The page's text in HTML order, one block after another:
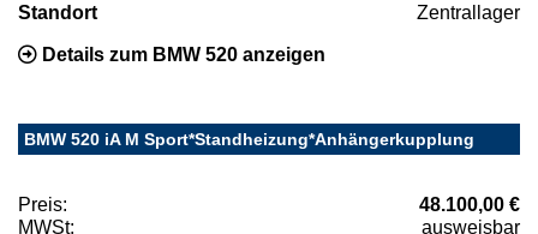
Standort Zentrallager
Details zum BMW 520 anzeigen
BMW 520 iA M Sport*Standheizung*Anhängerkupplung
Preis:
48.100,00 €
MWSt:
ausweisbar